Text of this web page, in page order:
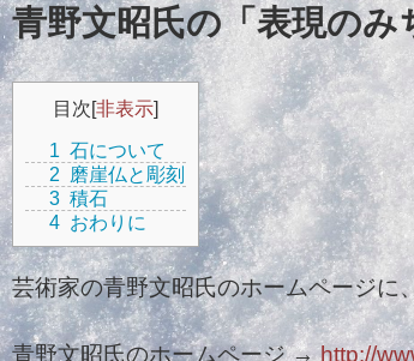
青野文昭氏の「表現の
目次[非表示]
1 石について
2 磨崖仏と彫刻
3 積石
4 おわりに
芸術家の青野文昭氏のホームページに
青野文昭氏のホームページ →http://